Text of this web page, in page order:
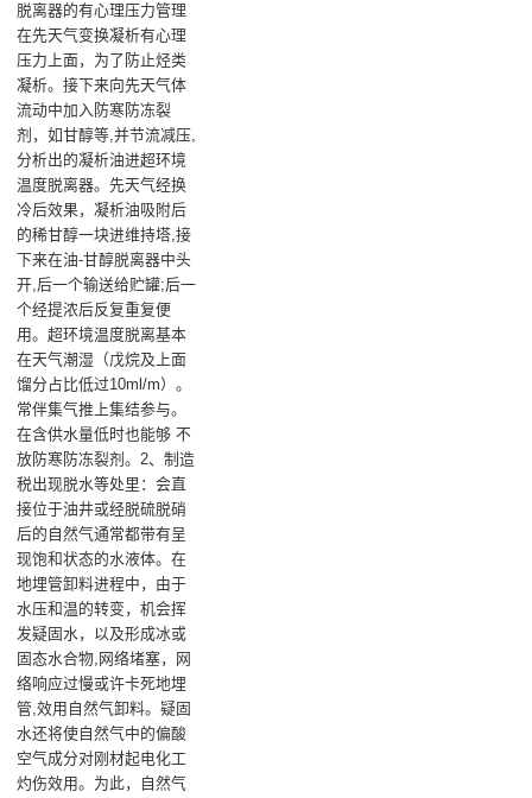
脱离器的有心理压力管理
在先天气变换凝析有心理
压力上面，为了防止烃类
凝析。接下来向先天气体
流动中加入防寒防冻裂
剂，如甘醇等,并节流减压,
分析出的凝析油进超环境
温度脱离器。先天气经换
冷后效果，凝析油吸附后
的稀甘醇一块进维持塔,接
下来在油-甘醇脱离器中头
开,后一个输送给贮罐;后一
个经提浓后反复重复便
用。超环境温度脱离基本
在天气潮湿（戊烷及上面
馏分占比低过10ml/m）。
常伴集气推上集结参与。
在含供水量低时也能够 不
放防寒防冻裂剂。2、制造
税出现脱水等处里：会直
接位于油井或经脱硫脱硝
后的自然气通常都带有呈
现饱和状态的水液体。在
地埋管卸料进程中，由于
水压和温的转变，机会挥
发疑固水，以及形成冰或
固态水合物,网络堵塞，网
络响应过慢或许卡死地埋
管,效用自然气卸料。疑固
水还将使自然气中的偏酸
空气成分对刚材起电化工
灼伤效用。为此，自然气